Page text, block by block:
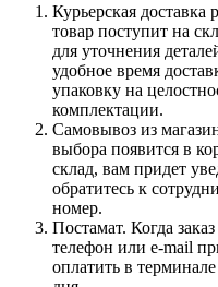
Курьерская доставка
товар поступит на
для уточнения
удобное время
упаковку на
комплектации.
Самовывоз из
выбора появится в
склад, вам придет
обратитесь к
номер.
Постамат. Когда
телефон или e-mail
оплатить в